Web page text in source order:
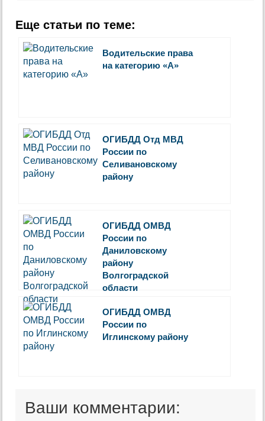
Еще статьи по теме:
Водительские права
на категорию «А»
ОГИБДД Отд МВД
России по
Селивановскому
району
ОГИБДД ОМВД
России по
Даниловскому
району
Волгоградской
области
ОГИБДД ОМВД
России по
Иглинскому району
Ваши комментарии: